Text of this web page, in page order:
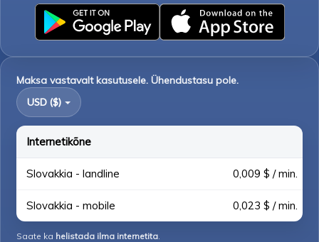
Maksa vastavalt kasutusele. Ühendustasu pole.
USD ($)
Internetikõne
Slovakkia - landline 0,009 $ / min.
Slovakkia - mobile 0,023 $ / min.
Saate ka helistada ilma internetita.